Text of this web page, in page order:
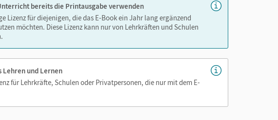
bereits die Printausgabe verwenden
Lizenz für diejenigen, die das E-Book ein Jahr lang ergänzend
möchten. Diese Lizenz kann nur von Lehrkräften und Schulen
Lehren und Lernen
für Lehrkräfte, Schulen oder Privatpersonen, die nur mit dem E-